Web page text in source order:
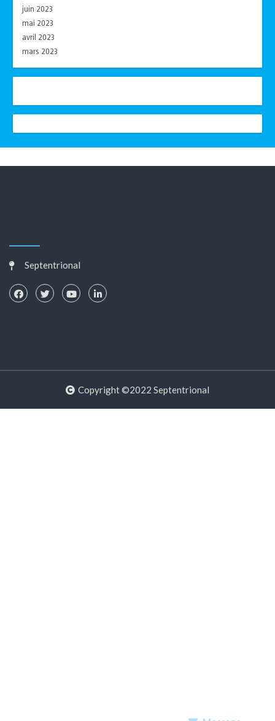
juin 2023
mai 2023
avril 2023
mars 2023
Septentrional
Copyright ©2022 Septentrional